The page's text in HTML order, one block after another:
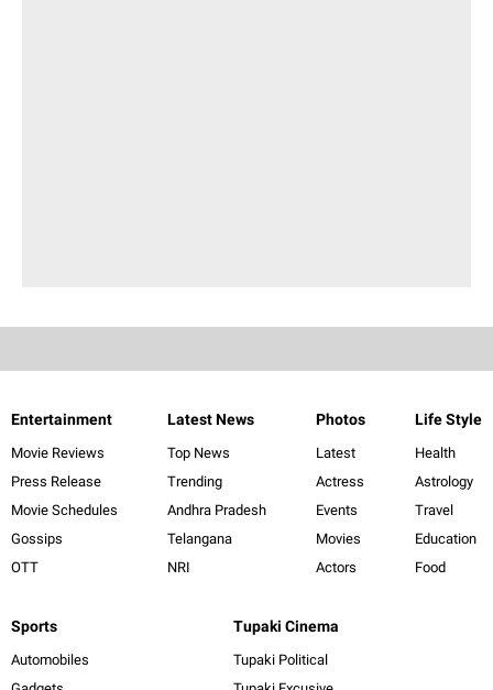
Entertainment
Movie Reviews
Press Release
Movie Schedules
Gossips
OTT
Latest News
Top News
Trending
Andhra Pradesh
Telangana
NRI
Photos
Latest
Actress
Events
Movies
Actors
Life Style
Health
Astrology
Travel
Education
Food
Sports
Automobiles
Tupaki Cinema
Tupaki Political